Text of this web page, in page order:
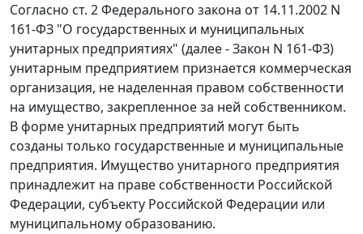
Согласно ст. 2Федерального закона от 14.11.2002 N
161-ФЗ "О государственных и муниципальных
унитарных предприятиях" (далее - Закон N 161-ФЗ)
унитарным предприятием признается коммерческая
организация, не наделенная правом собственности
на имущество, закрепленное за ней собственником.
В форме унитарных предприятий могут быть
созданы только государственные и муниципальные
предприятия. Имущество унитарного предприятия
принадлежит на праве собственности Российской
Федерации, субъекту Российской Федерации или
муниципальному образованию.